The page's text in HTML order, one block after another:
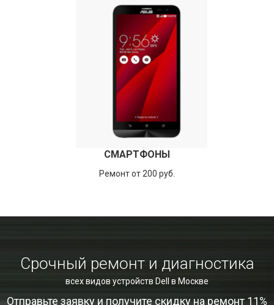
СМАРТФОНЫ
Ремонт от 200 руб.
Срочный ремонт и диагностика
всех видов устройств Dell в Москве
Отправьте заявку и получите скидку на ремонт 11%